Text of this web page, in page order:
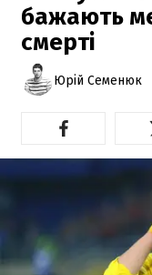
бажають
смерті
Юрій Семенюк